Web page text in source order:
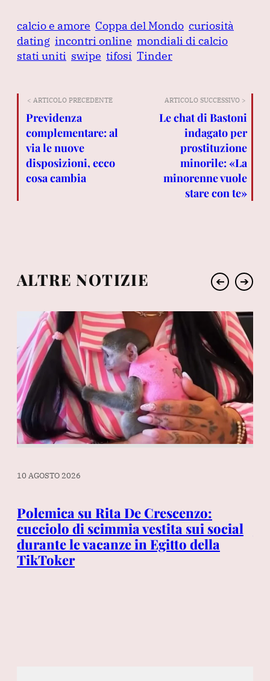
calcio e amore Coppa del Mondo curiosità
dating incontri online mondiali di calcio
stati uniti swipe tifosi Tinder
< ARTICOLO PRECEDENTE
Previdenza
complementare: al
via le nuove
disposizioni, ecco
cosa cambia
ARTICOLO SUCCESSIVO >
Le chat di Bastoni
indagato per
prostituzione
minorile: «La
minorenne vuole
stare con te»
ALTRE NOTIZIE ➔ ➔
10 AGOSTO 2026
Polemica su Rita De Crescenzo:
cucciolo di scimmia vestita sui social
durante le vacanze in Egitto della
TikToker